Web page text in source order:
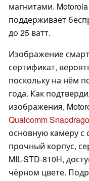
магнитами.
поддерживает
до 25 ватт.
Изображение
сертификат,
поскольку на нём
года. Как
изображения,
Qualcomm
основную камеру с
прочный корпус,
MIL-STD-810H,
чёрном цвете.